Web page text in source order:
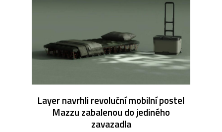
Layer navrhli revoluční mobilní postel
Mazzu zabalenou do jediného
zavazadla